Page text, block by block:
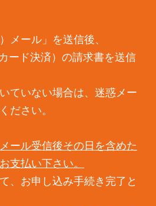
メール」を送信後、
ード決済）の請求書を送信
ていない場合は、迷惑メー
ださい。
ール受信後その日を含めた
支払い下さい。
、お申し込み手続き完了と